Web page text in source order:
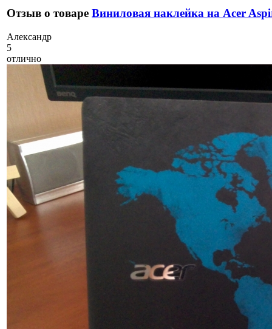
Отзыв о товаре Виниловая наклейка на Acer
Александр
5
отлично